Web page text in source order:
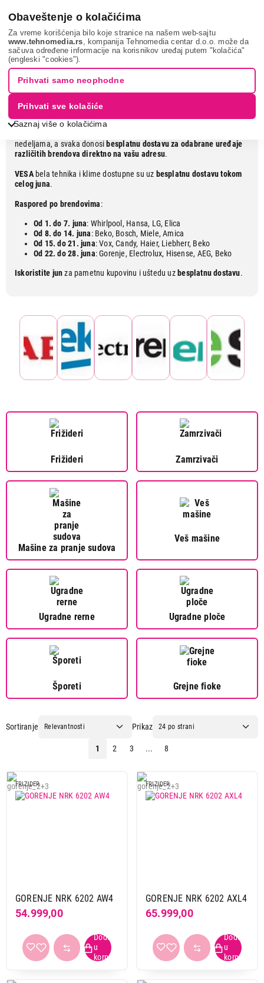
Obaveštenje o kolačićima
Za vreme korišćenja bilo koje stranice na našem web-sajtu
www.tehnomedia.rs , kompanija Tehnomedia centar d.o.o. može da
sačuva određene informacije na korisnikov uređaj putem "kolačića"
(engleski "cookies").
Saznaj više o kolačićima
Prihvati samo neophodne
Prihvati sve kolačiće
Besplatna dostava bele tehnike
Za odabrane brendove
Tokom junavas očekujebesplatna dostava bele tehnike
nedeljama, a svaka donosi besplatnu dostavu za odabrane uređaje
različitih brendova direktno na vašu adresu.
VESAbela tehnika i klime dostupne su uz besplatnu dostavu tokom
celog juna.
Raspored po brendovima:
Od 1. do 7. juna: Whirlpool, Hansa, LG, Elica
Od 8. do 14. juna: Beko, Bosch, Miele, Amica
Od 15. do 21. juna: Vox, Candy, Haier, Liebherr, Beko
Od 22. do 28. juna: Gorenje, Electrolux, Hisense, AEG, Beko
Iskoristite junza pametnu kupovinu i uštedu uz besplatnu dostavu.
Frižideri Zamrzivači
Mašine za pranje sudova
Veš mašine
Ugradne rerne Ugradne ploče
Šporeti Grejne fioke
Sortiranje Prikaz
1 2 3 ... 8
FRIZIDER
GORENJE NRK 6202 AW4
54.999,00
FRIZIDER
GORENJE NRK 6202 AXL4
65.999,00